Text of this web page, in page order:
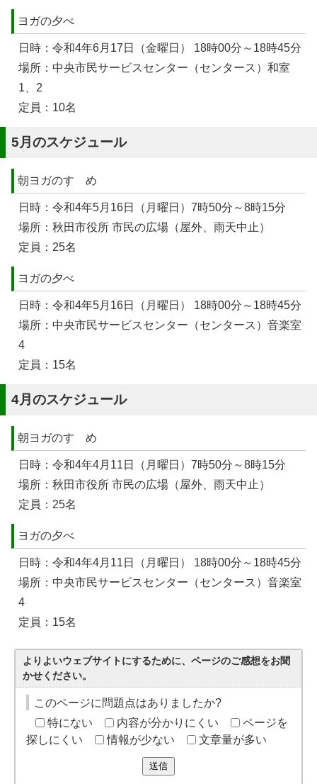
ヨガの夕べ
日時：令和4年6月17日（金曜日） 18時00分～18時45分
場所：中央市民サービスセンター（センタース）和室
1、2
定員：10名
5月のスケジュール
朝ヨガのすゝめ
日時：令和4年5月16日（月曜日）7時50分～8時15分
場所：秋田市役所 市民の広場（屋外、雨天中止）
定員：25名
ヨガの夕べ
日時：令和4年5月16日（月曜日） 18時00分～18時45分
場所：中央市民サービスセンター（センタース）音楽室
4
定員：15名
4月のスケジュール
朝ヨガのすゝめ
日時：令和4年4月11日（月曜日）7時50分～8時15分
場所：秋田市役所 市民の広場（屋外、雨天中止）
定員：25名
ヨガの夕べ
日時：令和4年4月11日（月曜日） 18時00分～18時45分
場所：中央市民サービスセンター（センタース）音楽室
4
定員：15名
よりよいウェブサイトにするために、ページのご感想をお聞
かせください。
このページに問題点はありましたか?
特にない
内容が分かりにくい
ページを
探しにくい
情報が少ない 文章量が多い
送信